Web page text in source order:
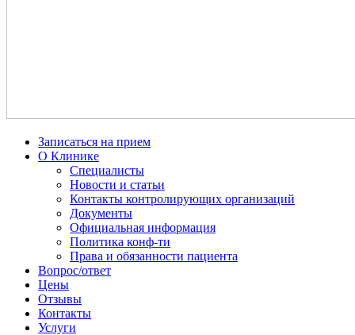
Записаться на прием
О Клинике
Специалисты
Новости и статьи
Контакты контролирующих организаций
Документы
Официальная информация
Политика конф-ти
Права и обязанности пациента
Вопрос/ответ
Цены
Отзывы
Контакты
Услуги